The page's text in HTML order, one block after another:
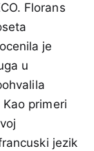
Florans
je
u
primeri
jezik